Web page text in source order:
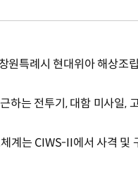
원특례시 현대위아 해상조
하는 전투기, 대함 미사일,
계는 CIWS-II에서 사격 및